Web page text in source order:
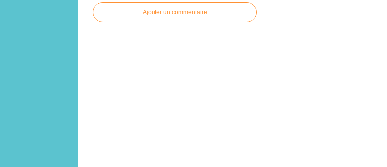
Ajouter un commentaire